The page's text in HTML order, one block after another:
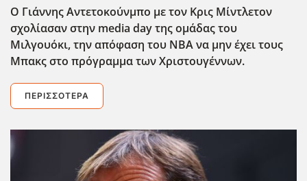
Ο Γιάννης Αντετοκούνμπο με τον Κρις Μίντλετον
σχολίασαν στην media day της ομάδας του
Μιλγουόκι, την απόφαση του ΝΒΑ να μην έχει τους
Μπακς στο πρόγραμμα των Χριστουγέννων.
ΠΕΡΙΣΣΌΤΕΡΑ